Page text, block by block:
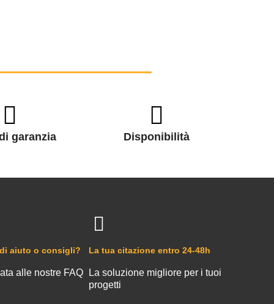
garanzia Disponibilità
aiuto o consigli?
alle nostre FAQ
La tua citazione entro 24-48h
La soluzione migliore per i tuoi
progetti